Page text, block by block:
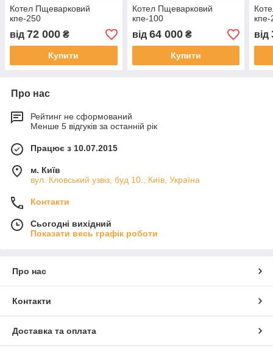
Котел Пщеварковий
кпе-250
від 72 000 ₴
Купити
Котел Пщеварковий
кпе-100
від 64 000₴
Купити
кпе-
від
Про нас
Рейтинг не сформований
Менше 5 відгуків за останній рік
Працює з 10.07.2015
м. Київ
вул. Кловський узвіз, буд 10., Київ, Україна
Контакти
Сьогодні вихідний
Показати весь графік роботи
Про нас
Контакти
Доставка та оплата